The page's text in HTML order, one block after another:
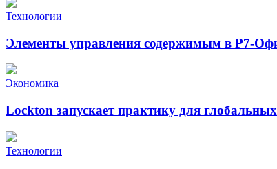
Технологии
Элементы управления содержимым в Р7-
Экономика
Lockton запускает практику для
Технологии